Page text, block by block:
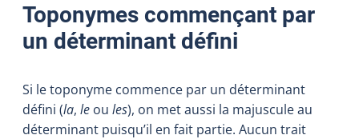
Toponymes commençant par
un déterminant défini
Si le toponyme commence par un déterminant
défini (la, le ou les), on met aussi la majuscule au
déterminant puisqu’il en fait partie. Aucun trait